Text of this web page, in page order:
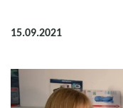
15.09.2021